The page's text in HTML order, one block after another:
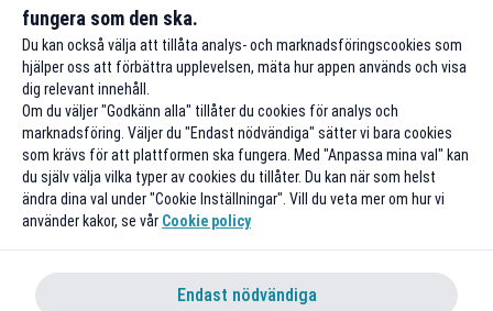
fungera som den ska.
Du kan också välja att tillåta analys- och marknadsföringscookies som
hjälper oss att förbättra upplevelsen, mäta hur appen används och visa
dig relevant innehåll.
Om du väljer "Godkänn alla" tillåter du cookies för analys och
marknadsföring. Väljer du "Endast nödvändiga" sätter vi bara cookies
som krävs för att plattformen ska fungera. Med "Anpassa mina val" kan
du själv välja vilka typer av cookies du tillåter. Du kan när som helst
ändra dina val under "Cookie Inställningar". Vill du veta mer om hur vi
använder kakor, se vår Cookie policy
Endast nödvändiga